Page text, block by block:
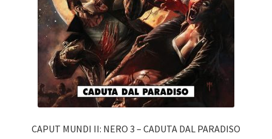
CAPUT MUNDI II: NERO 3 – CADUTA DAL PARADISO